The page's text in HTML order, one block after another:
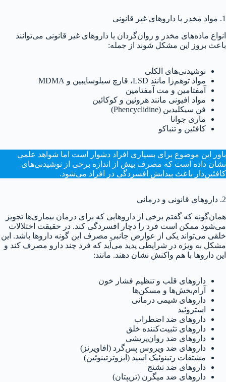
1. مواد مخدر یا داروهای غیر قانونی
انواع ماده‌های مخدر و روان‌گردان یا داروهای غیر قانونی می‌توانند
باعث بروز این مشکل شوند از جمله:
نوشیدنی‌های الکلی
مواد توهم‌زا مانند LSD، قارچ سیلوسایبین و MDMA
آمفتامین و مت آمفتامین
مواد افیونی مانند هروئین و کوکائین
فن سیکلیدین (Phencyclidine)
ماری جوانا
کافئین و تنباکو
باور این موضوع برای بسیاری افراد دشوار است اما شواهد علمی
نشان داده است که مصرف بیش از اندازه برخی از نوشیدنی‌های
کافئین‌دار باعث پیدایش افسردگی در افراد می‌شود.
2. داروهای قانونی و درمانی
همان‌گونه که گفتم برخی از داروهایی که برای درمان بیماری‌ها تجویز
می‌شود ممکن است فرد را دچار افسردگی کند. در حقیقت اختلالات
خلقی می‌تواند یکی از عوارض جانبی مصرف این گونه داروها باشد. این
مشکل به ویژه در شرایطی پدید می‌آید که فرد چند دارو مصرف کند و
این داروها با هم واکنش نشان دهند. مانند:
داروهای قلب و تنظیم فشار خون
آرام‌بخش‌ها و مسکن‌ها
داروهای شیمی درمانی
استروئید
داروهای ضد اضطراب
داروهای تثبیت‌کننده خلق
داروهای ضد روان‌پریشی
داروهای ضد ویروس پس‌گرد (افاویرنز)
مشتقات رتینوئیک اسید (ایزوترتینوئین)
داروهای ضد تشنج
داروهای ضد میگرن (تریپتان)